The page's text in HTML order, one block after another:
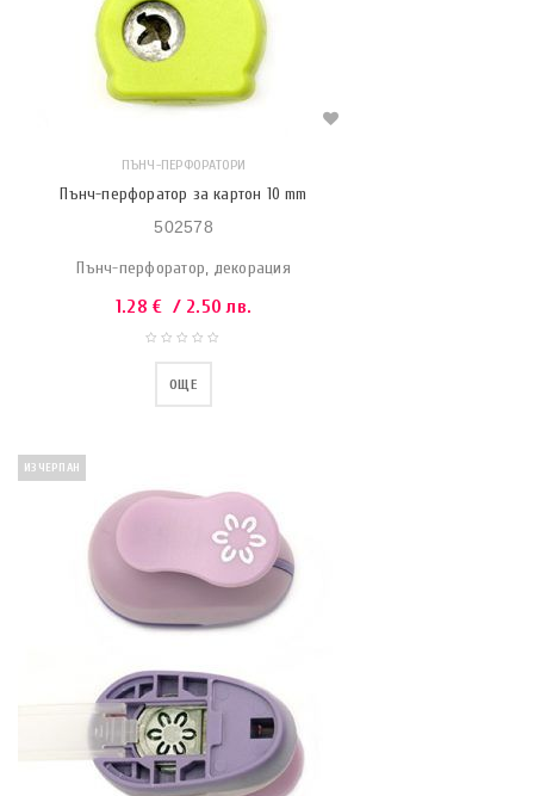
ПЪНЧ-ПЕРФОРАТОРИ
Пънч-перфоратор за картон 10 mm
502578
Пънч-перфоратор, декорация
1.28€ / 2.50 лв.
ОЩЕ
ИЗЧЕРПАН